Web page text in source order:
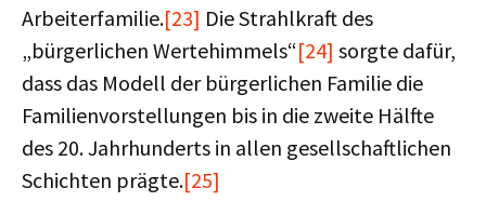
Arbeiterfamilie.[23] Die Strahlkraft des
„bürgerlichen Wertehimmels“[24] sorgte dafür,
dass das Modell der bürgerlichen Familie die
Familienvorstellungen bis in die zweite Hälfte
des 20. Jahrhunderts in allen gesellschaftlichen
Schichten prägte.[25]